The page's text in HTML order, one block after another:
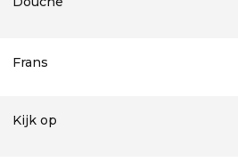
Frans
Kijk op